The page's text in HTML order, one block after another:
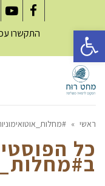
Facebook
התקשרו
ראשי »
כל
ב
פתח סרגל נגישות